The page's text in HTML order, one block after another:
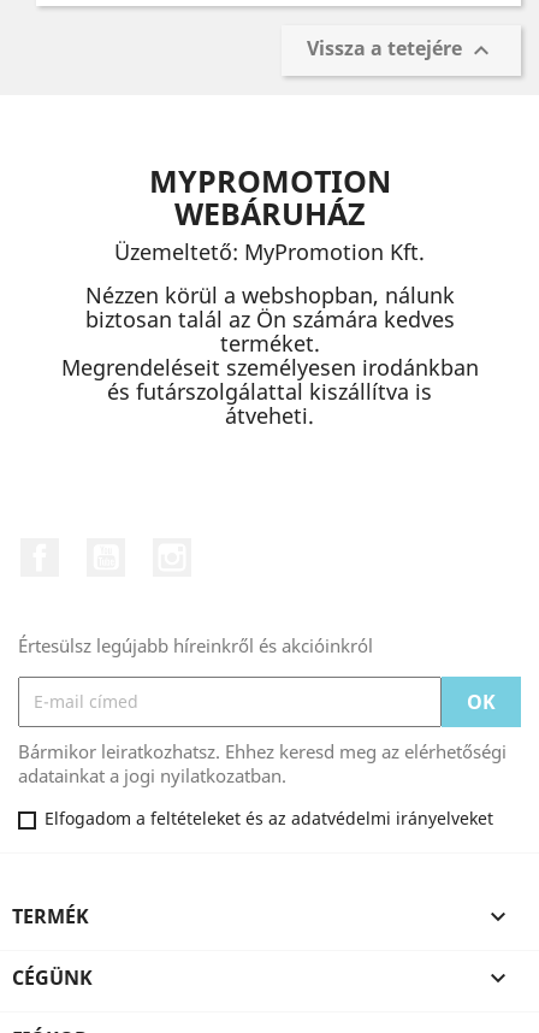
Vissza a tetejére 
MYPROMOTION
WEBÁRUHÁZ
Üzemeltető: MyPromotion Kft.
Nézzen körül a webshopban, nálunk
biztosan talál az Ön számára kedves
terméket.
Megrendeléseit személyesen irodánkban
és futárszolgálattal kiszállítva is
átveheti.
Értesülsz legújabb híreinkről és akcióinkról
Bármikor leiratkozhatsz. Ehhez keresd meg az elérhetőségi
adatainkat a jogi nyilatkozatban.
Elfogadom a feltételeket és az adatvédelmi irányelveket
TERMÉK 
CÉGÜNK 